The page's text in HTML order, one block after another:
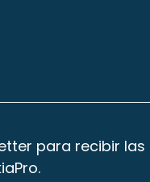
para recibir las